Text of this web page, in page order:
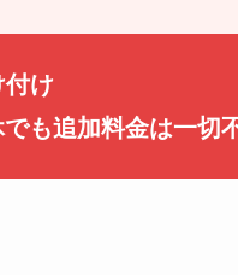
け
も追加料金は一切